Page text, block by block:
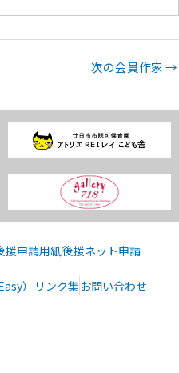
次の会員作家→
援申請用紙後援ネット申請
） リンク集 お問い合わせ